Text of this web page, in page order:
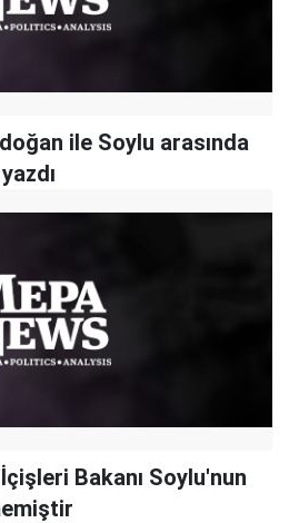
ile Soylu arasında
Bakanı Soylu'nun